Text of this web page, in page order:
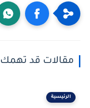
مقالات قد تهمك
الرئيسية